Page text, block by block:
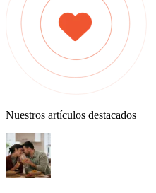
Nuestros artículos destacados